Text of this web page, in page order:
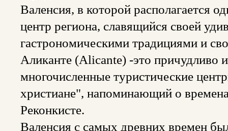
Валенсия, в которой располагается
центр региона, славящийся своей
гастрономическими традициями и
Аликанте (Alicante) -это причудливо
многочисленные туристические
христиане", напоминающий о
Реконкисте.
Валенсия с самых древних времен